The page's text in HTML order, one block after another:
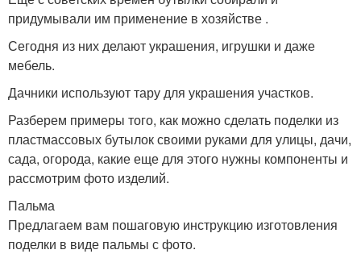
Горшок из пластиковых
бутылок
Бутылки для детских
игр
Бутылки для рукоделия Бутылки для сада
Бутылки для детей
придумывали им применение в хозяйстве .
Сегодня из них делают украшения, игрушки и даже
мебель.
Дачники используют тару для украшения участков.
Разберем примеры того, как можно сделать поделки из
пластмассовых бутылок своими руками для улицы, дачи,
сада, огорода, какие еще для этого нужны компоненты и
рассмотрим фото изделий.
Пальма
Предлагаем вам пошаговую инструкцию изготовления
поделки в виде пальмы с фото.